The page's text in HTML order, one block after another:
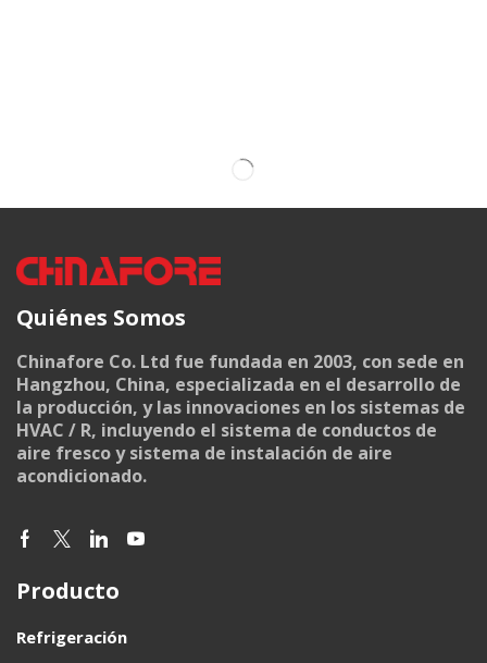
Quiénes Somos
Chinafore Co. Ltd fue fundada en 2003, con sede en
Hangzhou, China, especializada en el desarrollo de
la producción, y las innovaciones en los sistemas de
HVAC / R, incluyendo el sistema de conductos de
aire fresco y sistema de instalación de aire
acondicionado.
Producto
Refrigeración